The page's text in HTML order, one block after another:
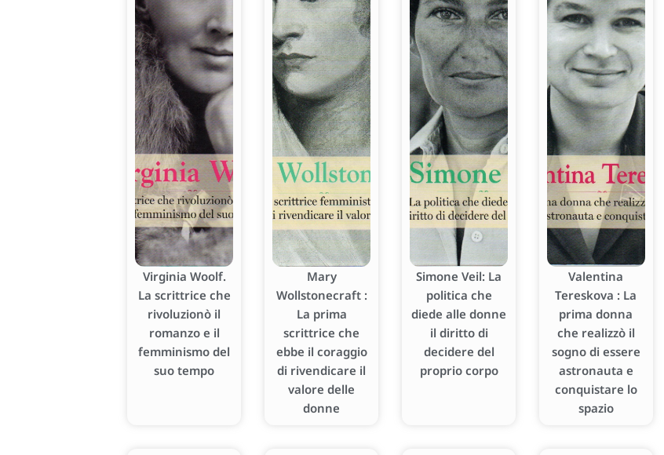
Virginia Woolf.
La scrittrice che
rivoluzionò il
romanzo e il
femminismo del
suo tempo
Mary
Wollstonecraft :
La prima
scrittrice che
ebbe il coraggio
di rivendicare il
valore delle
donne
Simone Veil: La
politica che
diede alle donne
il diritto di
decidere del
proprio corpo
Valentina
Tereskova : La
prima donna
che realizzò il
sogno di essere
astronauta e
conquistare lo
spazio